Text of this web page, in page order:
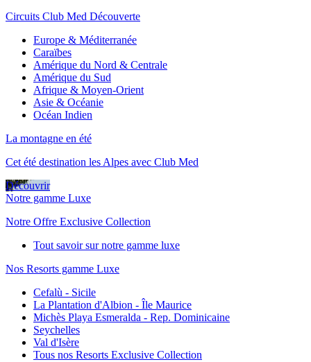
Circuits Club Med Découverte
Europe & Méditerranée
Caraïbes
Amérique du Nord & Centrale
Amérique du Sud
Afrique & Moyen-Orient
Asie & Océanie
Océan Indien
La montagne en été
Cet été destination les Alpes avec Club Med
Découvrir
Notre gamme Luxe
Notre Offre Exclusive Collection
Tout savoir sur notre gamme luxe
Nos Resorts gamme Luxe
Cefalù - Sicile
La Plantation d'Albion - Île Maurice
Michès Playa Esmeralda - Rep. Dominicaine
Seychelles
Val d'Isère
Tous nos Resorts Exclusive Collection